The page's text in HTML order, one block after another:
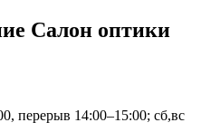
Салон оптики
перерыв 14:00–15:00; сб,вс